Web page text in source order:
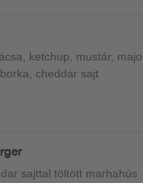
ketchup, mustár,
cheddar sajt
sajttal töltött marhahús